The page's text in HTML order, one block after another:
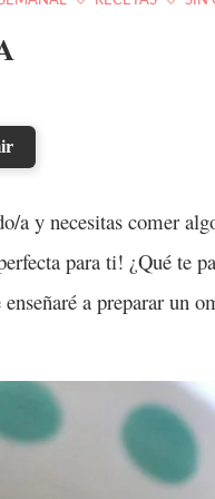
a y necesitas comer
para ti! ¿Qué te
a preparar un